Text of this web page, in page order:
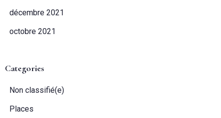
décembre 2021
octobre 2021
Categories
Non classifié(e)
Places